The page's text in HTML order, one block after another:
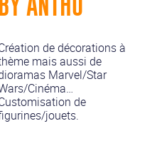
de décorations à
mais aussi de
Marvel/Star
Cinéma…
de
jouets.